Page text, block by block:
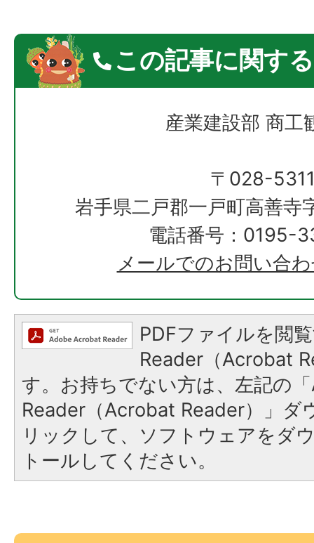
この記事に関す
産業建設部 商工
〒028-
岩手県二戸郡一戸町高善寺
電話番号：0195-
メールでのお問い合
PDFファイルを閲
Reader（Acrobat
す。お持ちでない方は、左記の
Reader（Acrobat Reader）」ダ
リックして、ソフトウェアをダ
トールしてください。